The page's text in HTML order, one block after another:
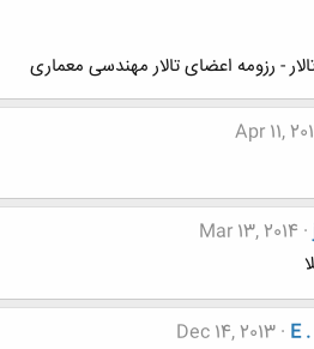
- رزومه اعضای تالار مهندسی معماری
Apr 11,
Mar 13, 2014
E
Dec 14, 2013